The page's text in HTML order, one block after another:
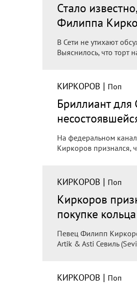
Стало
Филиппа
В Сети не утихают
Выяснилось, что торт
КИРКОРОВ | Поп
Бриллиант
На федеральном
Киркоров признался,
КИРКОРОВ | Поп
Киркоров
покупке
Певец Филипп
Artik & Asti Севиль
КИРКОРОВ | Поп